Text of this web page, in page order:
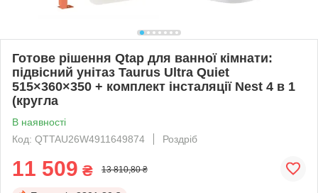
Готове рішення Qtap для ванної кімнати:
підвісний унітаз Taurus Ultra Quiet
515×360×350 + комплект інсталяції Nest 4 в 1
(кругла
В наявності
Код: QTTAU26W4911649874
Роздріб
11 509 ₴ 13 810,80 ₴